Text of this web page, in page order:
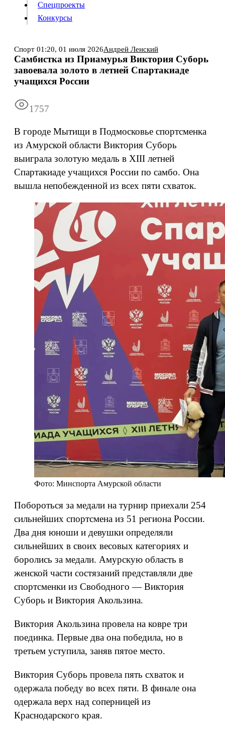
Подписка Все новости Архив
Спецпроекты
Конкурсы
Спорт 01:20, 01 июля 2026Андрей Ленский
Самбистка из Приамурья Виктория Суборь
завоевала золото в летней Спартакиаде
учащихся России
1757
В городе Мытищи в Подмосковье спортсменка
из Амурской области Виктория Суборь
выиграла золотую медаль в XIII летней
Спартакиаде учащихся России по самбо. Она
вышла непобежденной из всех пяти схваток.
Фото: Минспорта Амурской области
Побороться за медали на турнир приехали 254
сильнейших спортсмена из 51 региона России.
Два дня юноши и девушки определяли
сильнейших в своих весовых категориях и
боролись за медали. Амурскую область в
женской части состязаний представляли две
спортсменки из Свободного — Виктория
Суборь и Виктория Акользина.
Виктория Акользина провела на ковре три
поединка. Первые два она победила, но в
третьем уступила, заняв пятое место.
Виктория Суборь провела пять схваток и
одержала победу во всех пяти. В финале она
одержала верх над соперницей из
Краснодарского края.